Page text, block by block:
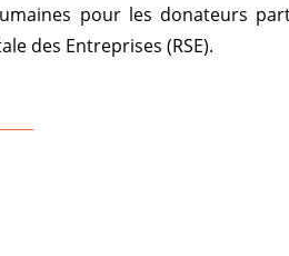
pour les donateurs
des Entreprises (RSE).